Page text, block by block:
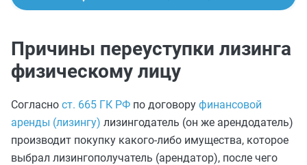
Причины переуступки лизинга
физическому лицу
Согласно ст. 665 ГК РФ по договору финансовой
аренды (лизингу) лизингодатель (он же арендодатель)
производит покупку какого-либо имущества, которое
выбрал лизингополучатель (арендатор), после чего